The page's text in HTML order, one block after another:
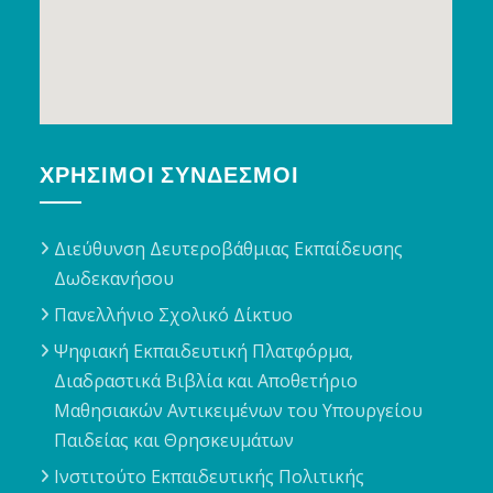
ΧΡΉΣΙΜΟΙ ΣΎΝΔΕΣΜΟΙ
Διεύθυνση Δευτεροβάθμιας Εκπαίδευσης
Δωδεκανήσου
Πανελλήνιο Σχολικό Δίκτυο
Ψηφιακή Εκπαιδευτική Πλατφόρμα,
Διαδραστικά Βιβλία και Αποθετήριο
Μαθησιακών Αντικειμένων του Υπουργείου
Παιδείας και Θρησκευμάτων
Ινστιτούτο Εκπαιδευτικής Πολιτικής